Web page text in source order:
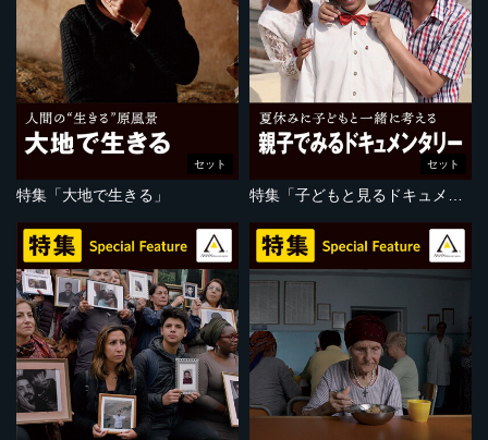
セット
特集「大地で生きる」
セット